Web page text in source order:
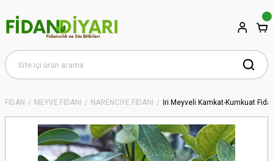
FİDAN MEYVE FİDANI NARENCİYE FİDANI İri Meyveli Kamkat-Kumkuat